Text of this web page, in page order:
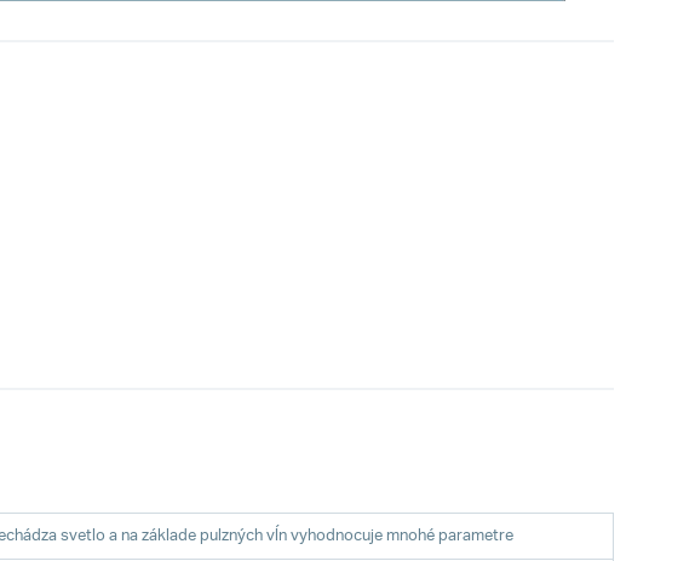
svetlo a na základe pulzných vĺn vyhodnocuje mnohé parametre